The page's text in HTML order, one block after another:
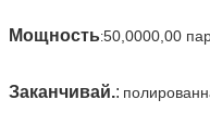
Мощность:50,0000,00
Заканчивай.: